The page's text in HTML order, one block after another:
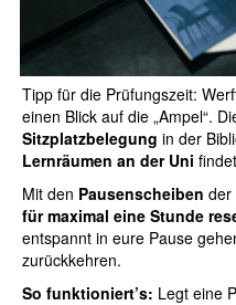
Tipp für die Prüfungszeit:
einen Blick auf die „Ampel“.
Sitzplatzbelegung in der
Lernräumen an der Uni
Mit den Pausenscheiben der
für maximal eine Stunde
entspannt in eure Pause
zurückkehren.
So funktioniert’s: Legt eine